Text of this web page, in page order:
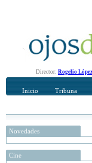
Director: Rogelio
Inicio Tribuna
Novedades
Cine